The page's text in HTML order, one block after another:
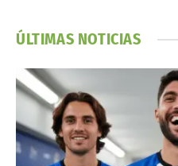
ÚLTIMAS NOTICIAS